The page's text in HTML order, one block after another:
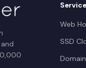
Web
SSD